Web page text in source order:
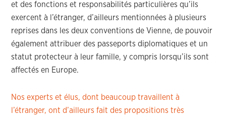
et des fonctions et responsabilités particulières qu’ils
exercent à l’étranger, d’ailleurs mentionnées à plusieurs
reprises dans les deux conventions de Vienne, de pouvoir
également attribuer des passeports diplomatiques et un
statut protecteur à leur famille, y compris lorsqu’ils sont
affectés en Europe.
Nos experts et élus, dont beaucoup travaillent à
l’étranger, ont d’ailleurs fait des propositions très